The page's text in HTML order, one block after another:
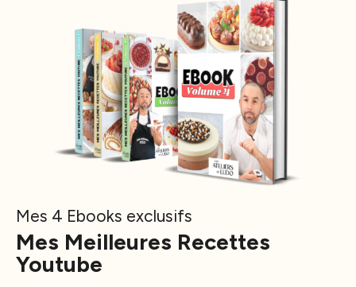
Mes 4 Ebooks exclusifs
Mes Meilleures Recettes
Youtube